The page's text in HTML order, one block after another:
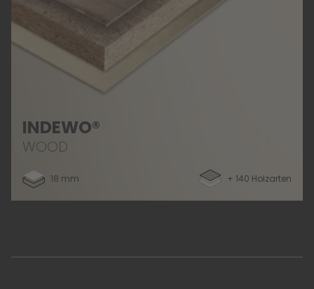
INDEWO®
WOOD
18 mm + 140 Holzarten